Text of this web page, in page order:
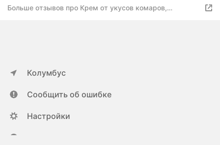
Больше отзывов про Крем от укусов комаров,
Колумбус
Сообщить об ошибке
Настройки